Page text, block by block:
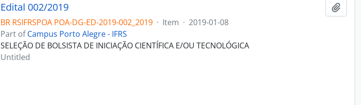
Edital 002/2019
BR RSIFRSPOA POA-DG-ED-2019-002_2019 · Item · 2019-01-08
Part ofCampus Porto Alegre - IFRS
SELEÇÃO DE BOLSISTA DE INICIAÇÃO CIENTÍFICA E/OU TECNOLÓGICA
Untitled